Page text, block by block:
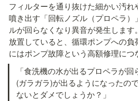
フィルターを通り抜けた細かい汚れ
噴き出す「回転ノズル（プロペラ
ルが回らなくなり異音が発生します
放置していると、循環ポンプへの負
にはポンプ故障という高額修理につ
「食洗機の水が出るプロペラが
(ガラガラ)が出るようになったの
ないとダメでしょうか？」